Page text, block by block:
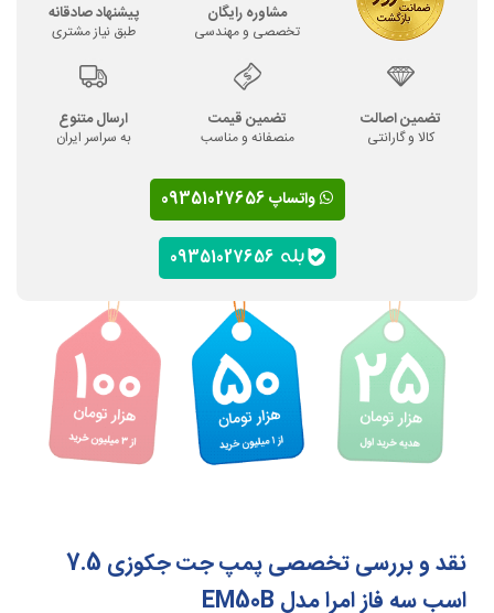
مشاوره رایگان
تخصصی و مهندسی
پیشنهاد صادقانه
طبق نیاز مشتری
تضمین اصالت
کالا و گارانتی
تضمین قیمت
منصفانه و مناسب
ارسال متنوع
به سراسر ایران
واتساپ 09351027656
نقد و بررسی تخصصی پمپ جت جکوزی 7.5
اسب سه فاز امرا مدل EM50B